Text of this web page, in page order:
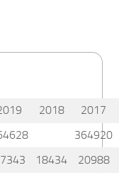
2018
2017
364920
18434
20988